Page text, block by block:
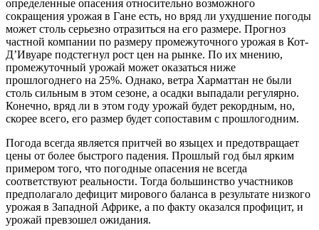
определенные опасения относительно возможного
сокращения урожая в Гане есть, но вряд ли ухудшение погоды
может столь серьезно отразиться на его размере. Прогноз
частной компании по размеру промежуточного урожая в Кот-
Д’Ивуаре подстегнул рост цен на рынке. По их мнению,
промежуточный урожай может оказаться ниже
прошлогоднего на 25%. Однако, ветра Харматтан не были
столь сильным в этом сезоне, а осадки выпадали регулярно.
Конечно, вряд ли в этом году урожай будет рекордным, но,
скорее всего, его размер будет сопоставим с прошлогодним.
Погода всегда является притчей во языцех и предотвращает
цены от более быстрого падения. Прошлый год был ярким
примером того, что погодные опасения не всегда
соответствуют реальности. Тогда большинство участников
предполагало дефицит мирового баланса в результате низкого
урожая в Западной Африке, а по факту оказался профицит, и
урожай превзошел ожидания.